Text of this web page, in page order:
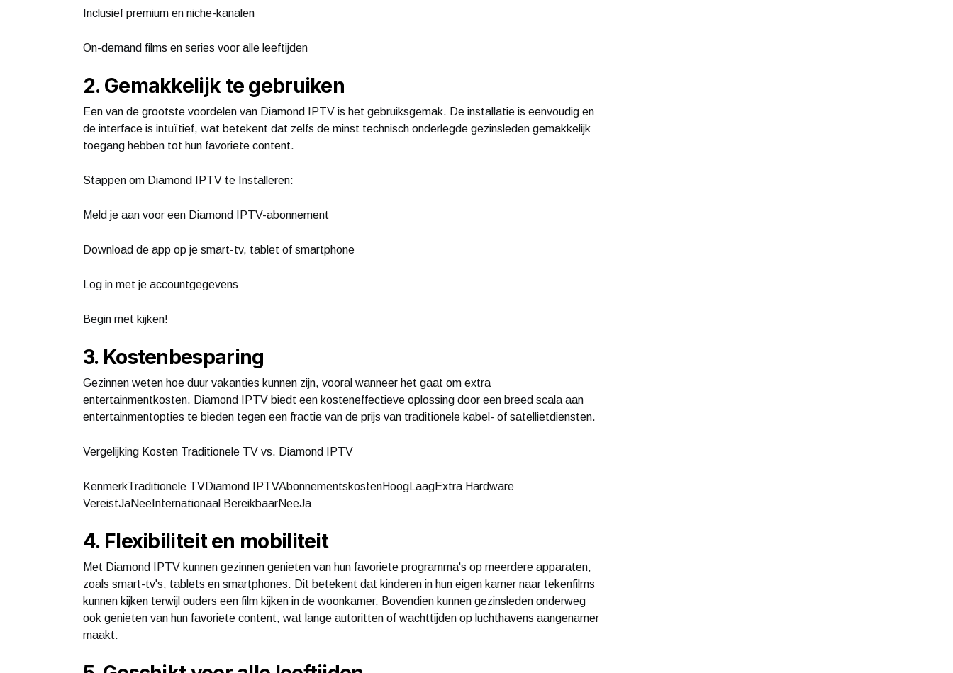
Inclusief premium en niche-kanalen
On-demand films en series voor alle leeftijden
2. Gemakkelijk te gebruiken
Een van de grootste voordelen van Diamond IPTV is het gebruiksgemak. De installatie is eenvoudig en
de interface is intuïtief, wat betekent dat zelfs de minst technisch onderlegde gezinsleden gemakkelijk
toegang hebben tot hun favoriete content.
Stappen om Diamond IPTV te Installeren:
Meld je aan voor een Diamond IPTV-abonnement
Download de app op je smart-tv, tablet of smartphone
Log in met je accountgegevens
Begin met kijken!
3. Kostenbesparing
Gezinnen weten hoe duur vakanties kunnen zijn, vooral wanneer het gaat om extra
entertainmentkosten. Diamond IPTV biedt een kosteneffectieve oplossing door een breed scala aan
entertainmentopties te bieden tegen een fractie van de prijs van traditionele kabel- of satellietdiensten.
Vergelijking Kosten Traditionele TV vs. Diamond IPTV
KenmerkTraditionele TVDiamond IPTVAbonnementskostenHoogLaagExtra Hardware
VereistJaNeeInternationaal BereikbaarNeeJa
4. Flexibiliteit en mobiliteit
Met Diamond IPTV kunnen gezinnen genieten van hun favoriete programma's op meerdere apparaten,
zoals smart-tv's, tablets en smartphones. Dit betekent dat kinderen in hun eigen kamer naar tekenfilms
kunnen kijken terwijl ouders een film kijken in de woonkamer. Bovendien kunnen gezinsleden onderweg
ook genieten van hun favoriete content, wat lange autoritten of wachttijden op luchthavens aangenamer
maakt.